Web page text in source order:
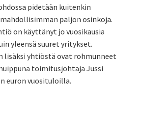
pidetään kuitenkin
paljon osinkoja.
on käyttänyt jo vuosikausia
yleensä suuret yritykset.
lisäksi yhtiöstä ovat rohmunneet
toimitusjohtaja Jussi
euron vuosituloilla.